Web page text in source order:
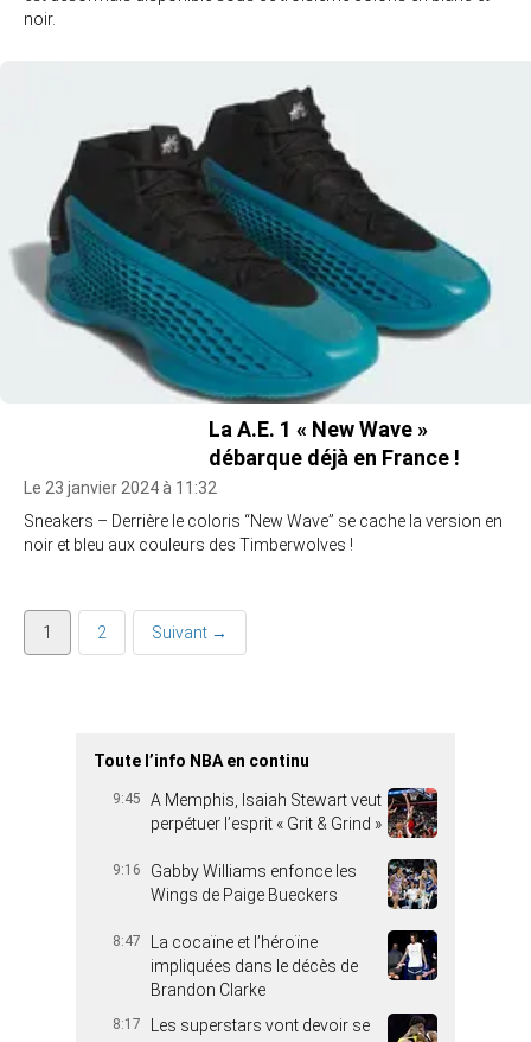
noir.
La A.E. 1 « New Wave »
débarque déjà en France !
Le 23 janvier 2024 à 11:32
Sneakers – Derrière le coloris “New Wave” se cache la version en
noir et bleu aux couleurs des Timberwolves !
1 2 Suivant →
Toute l’info NBA en continu
9:45
A Memphis, Isaiah Stewart veut
perpétuer l’esprit « Grit & Grind »
9:16
Gabby Williams enfonce les
Wings de Paige Bueckers
8:47
La cocaïne et l’héroïne
impliquées dans le décès de
Brandon Clarke
8:17
Les superstars vont devoir se